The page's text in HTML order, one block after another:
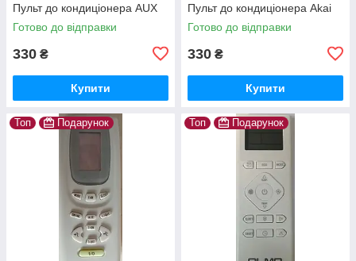
Пульт до кондиціонера AUX
Готово до відправки
330 ₴
Купити
Пульт до кондиціонера Akai
Готово до відправки
330 ₴
Купити
Топ Подарунок Топ Подарунок